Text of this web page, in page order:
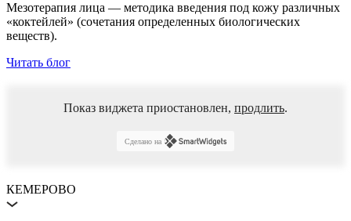
Мезотерапия лица — методика введения под кожу различных
«коктейлей» (сочетания определенных биологических
веществ).
Читать блог
Показ виджета приостановлен, продлить.
Сделано на
КЕМЕРОВО